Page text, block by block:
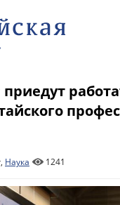
Наука 1241